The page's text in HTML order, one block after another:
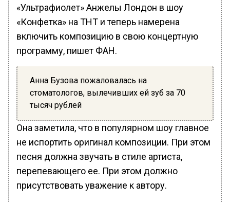
«Ультрафиолет» Анжелы Лондон в шоу
«Конфетка» на ТНТ и теперь намерена
включить композицию в свою концертную
программу, пишет ФАН.
Анна Бузова пожаловалась на
стоматологов, вылечивших ей зуб за 70
тысяч рублей
Она заметила, что в популярном шоу главное
не испортить оригинал композиции. При этом
песня должна звучать в стиле артиста,
перепевающего ее. При этом должно
присутствовать уважение к автору.